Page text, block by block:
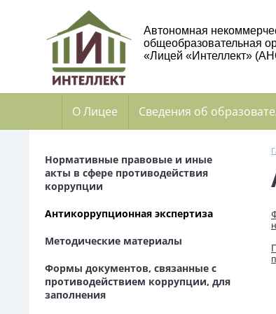
Автономная
общеобразовательная
«Лицей «Интеллект»
О Лицее Сведения об
Нормативные правовые и иные
акты в сфере противодействия
коррупции
Антикоррупционная экспертиза
Методические материалы
Формы документов, связанные с
противодействием коррупции, для
заполнения